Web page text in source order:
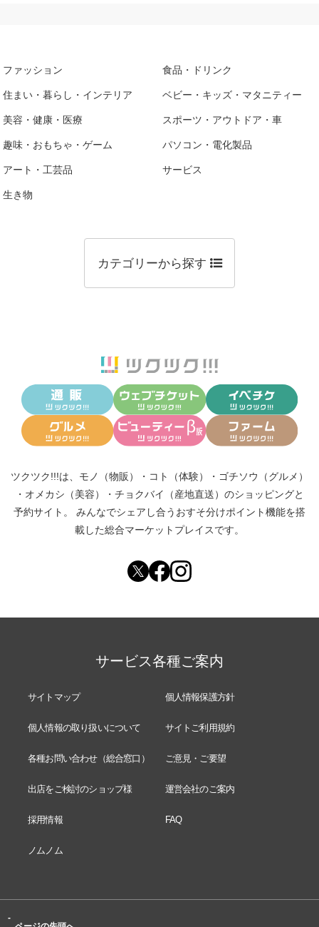
ファッション 食品・ドリンク
住まい・暮らし・インテリア ベビー・キッズ・マタニティー
美容・健康・医療 スポーツ・アウトドア・車
趣味・おもちゃ・ゲーム パソコン・電化製品
アート・工芸品 サービス
生き物
カテゴリーから探す
ツクツク!!!は、 モノ（物販） ・ コト（体験） ・ ゴチソウ（グルメ）
・ オメカシ（美容） ・ チョクバイ（産地直送） のショッピングと
予約サイト。
みんなでシェアし合う おすそ分けポイント機能を搭
載した総合マーケットプレイスです。
サービス各種ご案内
サイトマップ 個人情報保護方針
個人情報の取り扱いについて サイトご利用規約
各種お問い合わせ（総合窓口） ご意見・ご要望
出店をご検討のショップ様 運営会社のご案内
採用情報 FAQ
ノムノム
-